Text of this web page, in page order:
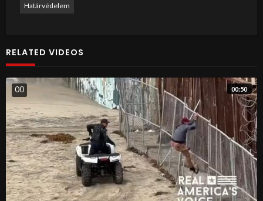
Határvédelem
RELATED VIDEOS
00:50
00